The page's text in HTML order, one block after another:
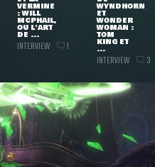
VERMINE
: WILL
MCPHAIL,
OU L'ART
DE ...
INTERVIEW 1
WYNDHORN
ET
WONDER
WOMAN :
TOM
KING ET
...
INTERVIEW 3